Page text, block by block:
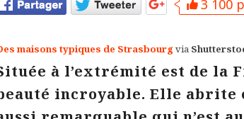
3 100
maisons typiques de Strasbourg via
à l’extrémité est de la
incroyable. Elle abrite